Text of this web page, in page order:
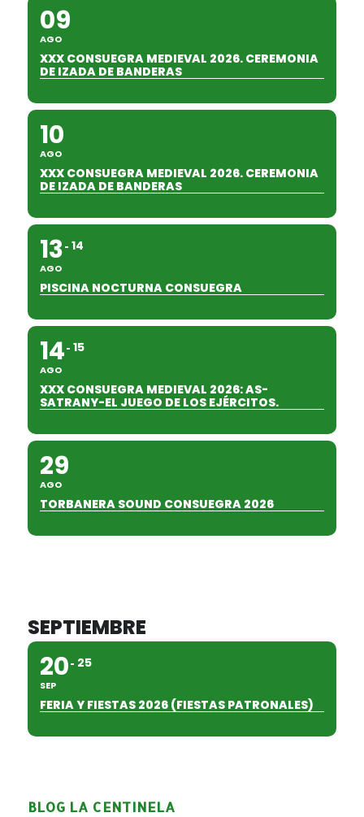
09
AGO
XXX CONSUEGRA MEDIEVAL 2026. CEREMONIA
DE IZADA DE BANDERAS
10
AGO
XXX CONSUEGRA MEDIEVAL 2026. CEREMONIA
DE IZADA DE BANDERAS
13
AGO
14
PISCINA NOCTURNA CONSUEGRA
14
AGO
15
XXX CONSUEGRA MEDIEVAL 2026: AS-
SATRANY-EL JUEGO DE LOS EJÉRCITOS.
29
AGO
TORBANERA SOUND CONSUEGRA 2026
SEPTIEMBRE
20
SEP
25
FERIA Y FIESTAS 2026 (FIESTAS PATRONALES)
BLOG LA CENTINELA